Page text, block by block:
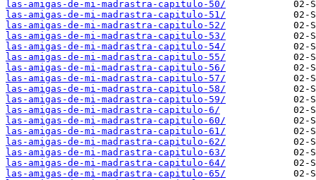
las-amigas-de-mi-madrastra-capitulo-50/
las-amigas-de-mi-madrastra-capitulo-51/
las-amigas-de-mi-madrastra-capitulo-52/
las-amigas-de-mi-madrastra-capitulo-53/
las-amigas-de-mi-madrastra-capitulo-54/
las-amigas-de-mi-madrastra-capitulo-55/
las-amigas-de-mi-madrastra-capitulo-56/
las-amigas-de-mi-madrastra-capitulo-57/
las-amigas-de-mi-madrastra-capitulo-58/
las-amigas-de-mi-madrastra-capitulo-59/
las-amigas-de-mi-madrastra-capitulo-6/
las-amigas-de-mi-madrastra-capitulo-60/
las-amigas-de-mi-madrastra-capitulo-61/
las-amigas-de-mi-madrastra-capitulo-62/
las-amigas-de-mi-madrastra-capitulo-63/
las-amigas-de-mi-madrastra-capitulo-64/
las-amigas-de-mi-madrastra-capitulo-65/